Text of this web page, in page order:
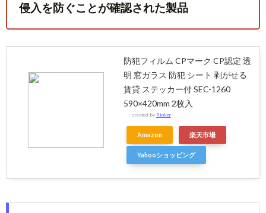
侵入を防ぐことが確認された製品
防犯フィルム CPマーク CP認定 透
明 窓ガラス 防犯 シート 剥がせる
賃貸 ステッカー付 SEC-1260
590×420mm 2枚入
created by Rinker
Amazon 楽天市場
Yahooショッピング